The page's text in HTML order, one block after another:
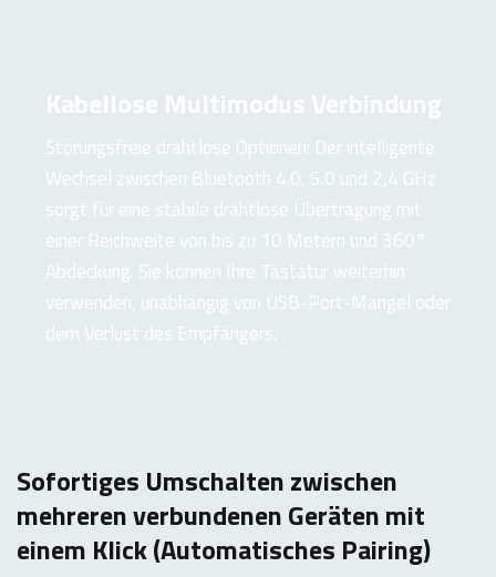
Kabellose MultimodusVerbindung
Störungsfreie drahtlose Optionen: Der intelligente
Wechsel zwischen Bluetooth 4.0, 5.0 und 2,4 GHz
sorgt für eine stabile drahtlose Übertragung mit
einer Reichweite von bis zu 10 Metern und 360°
Abdeckung. Sie können Ihre Tastatur weiterhin
verwenden, unabhängig von USB-Port-Mangel oder
dem Verlust des Empfängers.
Sofortiges Umschalten zwischen
mehreren verbundenen Geräten mit
einem Klick (Automatisches Pairing)